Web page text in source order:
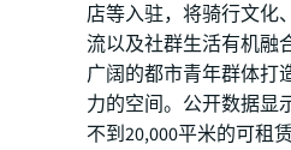
店等入驻，将骑行文化
流以及社群生活有机融
广阔的都市青年群体打
力的空间。公开数据显
不到20,000平米的可租